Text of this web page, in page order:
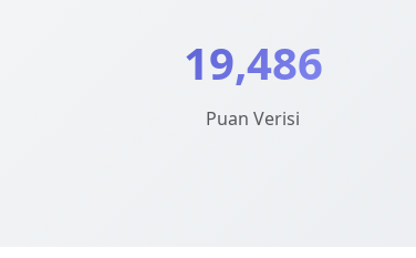
19,486
Puan Verisi